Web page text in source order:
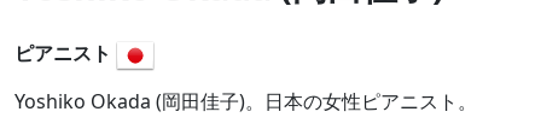
ピアニスト
Yoshiko Okada (岡田佳子)。日本の女性ピアニスト。